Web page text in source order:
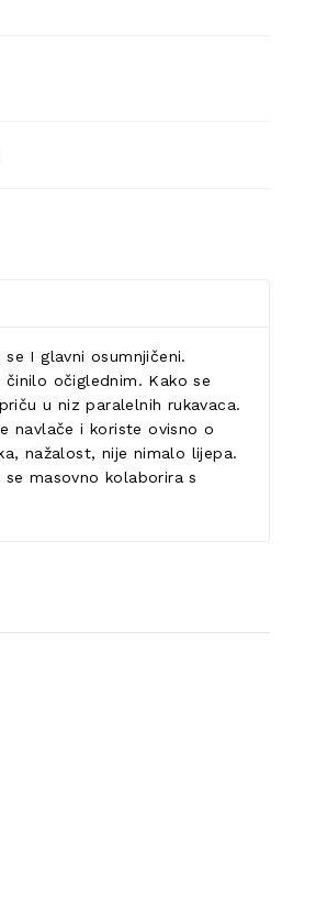
I glavni osumnjičeni.
očiglednim. Kako se
u niz paralelnih rukavaca.
navlače i koriste ovisno o
nažalost, nije nimalo lijepa.
masovno kolaborira s